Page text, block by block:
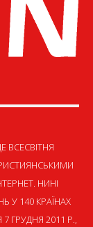
ВСЕСВІТНЯ
НИНІ
140 КРАЇНАХ
ГРУДНЯ 2011 Р.,